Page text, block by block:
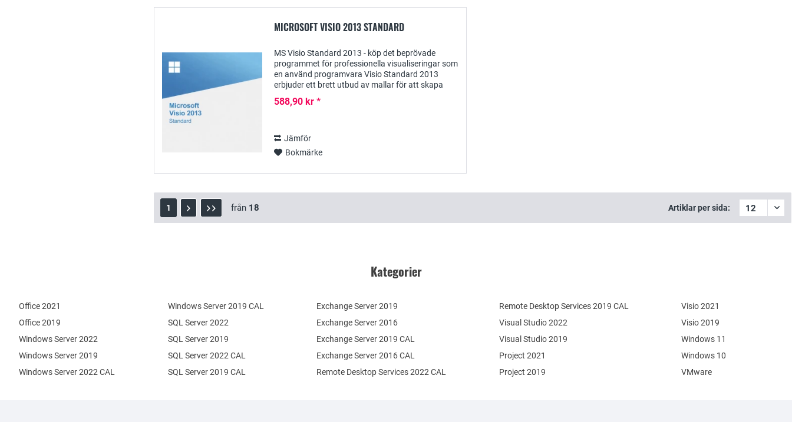
MICROSOFT VISIO 2013 STANDARD
MS Visio Standard 2013 - köp det beprövade
programmet för professionella visualiseringar som
en använd programvara Visio Standard 2013
erbjuder ett brett utbud av mallar för att skapa
kan både...
588,90 kr *
Jämför
Bokmärke
1 från 18 Artiklar per sida:
Kategorier
Office 2021
Office 2019
Windows Server 2022
Windows Server 2019
Exchange Server 2019
Exchange Server 2016
SQL Server 2022
SQL Server 2019
Windows Server 2022 CAL
Windows Server 2019 CAL
SQL Server 2022 CAL
SQL Server 2019 CAL
Remote Desktop Services 2022 CAL
Remote Desktop Services 2019 CAL
Exchange Server 2019 CAL
Exchange Server 2016 CAL
Visual Studio 2022
Visual Studio 2019
Project 2021
Project 2019
Visio 2021
Visio 2019
Windows 11
Windows 10
VMware